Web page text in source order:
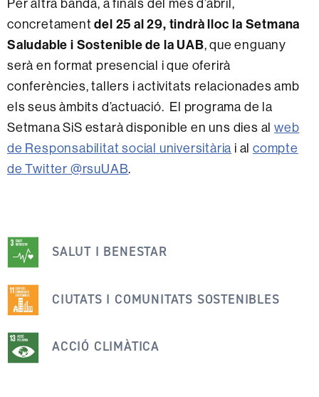
concretamentdel 25 al 29, tindrà lloc la Setmana
Saludable i Sostenible de la UAB, que enguany
serà en format presencial i que oferirà
conferències, tallers i activitats relacionades amb
els seus àmbits d’actuació. El programa de la
Setmana SiS estarà disponible en uns dies al web
de Responsabilitat social universitària i alcompte
de Twitter @rsuUAB.
notícia
s'emmarca
dins
dels
següents
ODS
SALUT I BENESTAR
CIUTATS I COMUNITATS SOSTENIBLES
ACCIÓ CLIMÀTICA